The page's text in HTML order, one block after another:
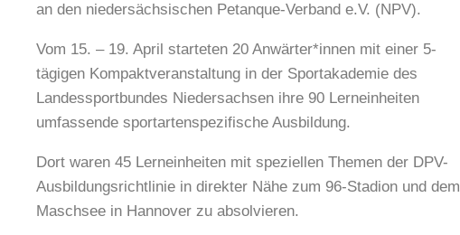
an den niedersächsischen Petanque-Verband e.V. (NPV).
Vom 15. – 19. April starteten 20 Anwärter*innen mit einer 5-
tägigen Kompaktveranstaltung in der Sportakademie des
Landessportbundes Niedersachsen ihre 90 Lerneinheiten
umfassende sportartenspezifische Ausbildung.
Dort waren 45 Lerneinheiten mit speziellen Themen der DPV-
Ausbildungsrichtlinie in direkter Nähe zum 96-Stadion und dem
Maschsee in Hannover zu absolvieren.